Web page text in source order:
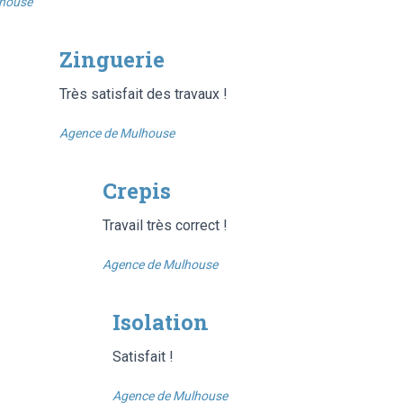
Zinguerie
Très satisfait des travaux !
Agence de Mulhouse
Crepis
Travail très correct !
Agence de Mulhouse
Isolation
Satisfait !
Agence de Mulhouse